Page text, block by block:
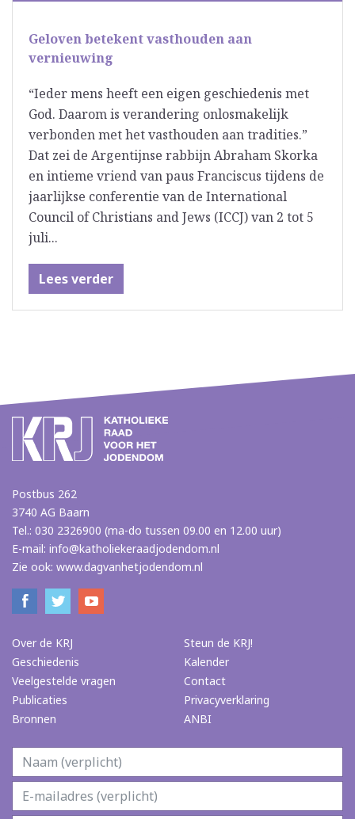
Geloven betekent vasthouden aan
vernieuwing
“Ieder mens heeft een eigen geschiedenis met
God. Daarom is verandering onlosmakelijk
verbonden met het vasthouden aan tradities.”
Dat zei de Argentijnse rabbijn Abraham Skorka
en intieme vriend van paus Franciscus tijdens de
jaarlijkse conferentie van de International
Council of Christians and Jews (ICCJ) van 2 tot 5
juli...
Lees verder
Postbus 262
3740 AG Baarn
Tel.: 030 2326900 (ma-do tussen 09.00 en 12.00 uur)
E-mail: info@katholiekeraadjodendom.nl
Zie ook: www.dagvanhetjodendom.nl
Over de KRJ
Geschiedenis
Veelgestelde vragen
Publicaties
Bronnen
Steun de KRJ!
Kalender
Contact
Privacyverklaring
ANBI